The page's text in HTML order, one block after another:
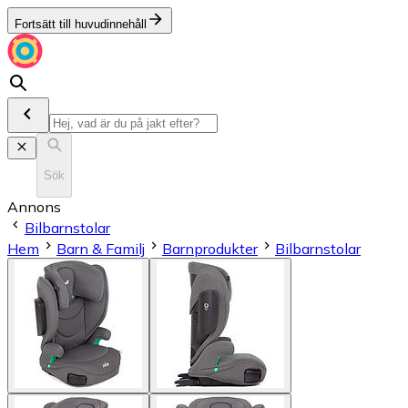
Fortsätt till huvudinnehåll
Sök
Annons
Bilbarnstolar
Hem
Barn & Familj Barnprodukter Bilbarnstolar